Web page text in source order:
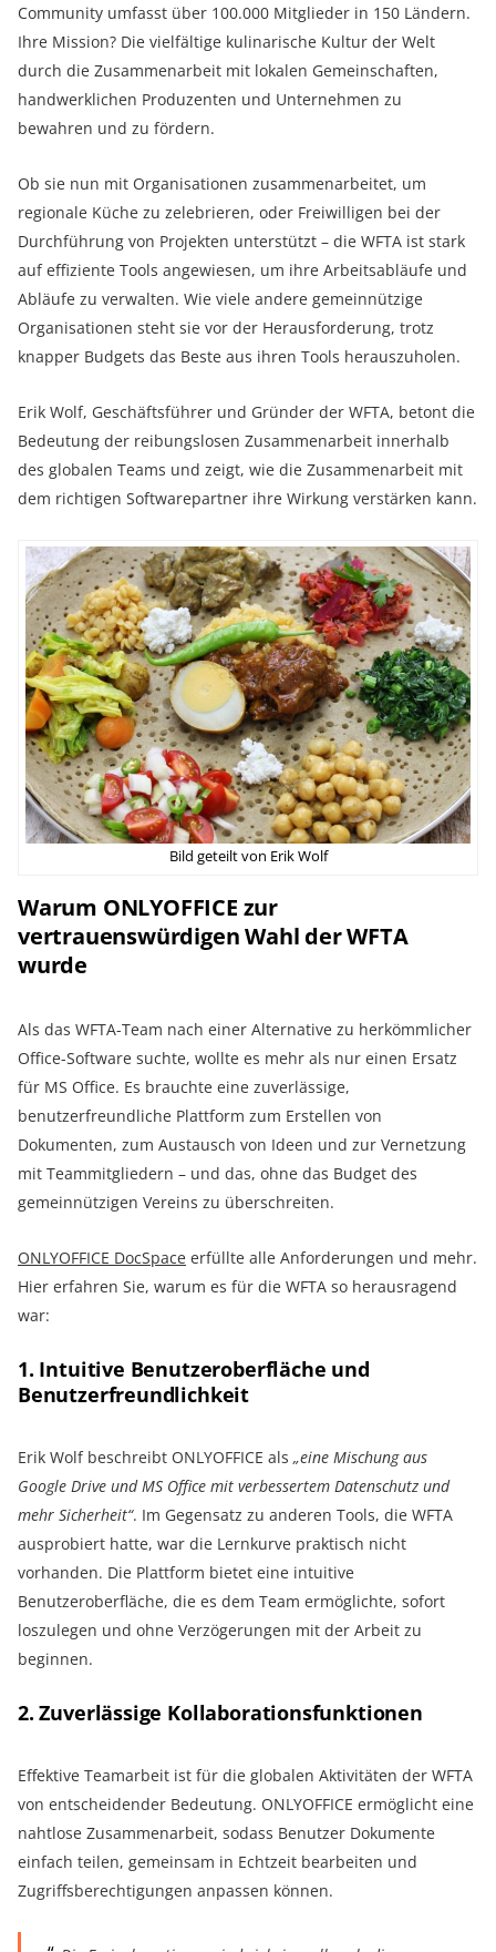
Community umfasst über 100.000 Mitglieder in 150 Ländern.
Ihre Mission? Die vielfältige kulinarische Kultur der Welt
durch die Zusammenarbeit mit lokalen Gemeinschaften,
handwerklichen Produzenten und Unternehmen zu
bewahren und zu fördern.
Ob sie nun mit Organisationen zusammenarbeitet, um
regionale Küche zu zelebrieren, oder Freiwilligen bei der
Durchführung von Projekten unterstützt – die WFTA ist stark
auf effiziente Tools angewiesen, um ihre Arbeitsabläufe und
Abläufe zu verwalten. Wie viele andere gemeinnützige
Organisationen steht sie vor der Herausforderung, trotz
knapper Budgets das Beste aus ihren Tools herauszuholen.
Erik Wolf, Geschäftsführer und Gründer der WFTA, betont die
Bedeutung der reibungslosen Zusammenarbeit innerhalb
des globalen Teams und zeigt, wie die Zusammenarbeit mit
dem richtigen Softwarepartner ihre Wirkung verstärken kann.
Bild geteilt von Erik Wolf
Warum ONLYOFFICE zur
vertrauenswürdigen Wahl der WFTA
wurde
Als das WFTA-Team nach einer Alternative zu herkömmlicher
Office-Software suchte, wollte es mehr als nur einen Ersatz
für MS Office. Es brauchte eine zuverlässige,
benutzerfreundliche Plattform zum Erstellen von
Dokumenten, zum Austausch von Ideen und zur Vernetzung
mit Teammitgliedern – und das, ohne das Budget des
gemeinnützigen Vereins zu überschreiten.
ONLYOFFICE DocSpace erfüllte alle Anforderungen und mehr.
Hier erfahren Sie, warum es für die WFTA so herausragend
war:
1. Intuitive Benutzeroberfläche und
Benutzerfreundlichkeit
Erik Wolf beschreibt ONLYOFFICE als „eine Mischung aus
Google Drive und MS Office mit verbessertem Datenschutz und
mehr Sicherheit“. Im Gegensatz zu anderen Tools, die WFTA
ausprobiert hatte, war die Lernkurve praktisch nicht
vorhanden. Die Plattform bietet eine intuitive
Benutzeroberfläche, die es dem Team ermöglichte, sofort
loszulegen und ohne Verzögerungen mit der Arbeit zu
beginnen.
2. Zuverlässige Kollaborationsfunktionen
Effektive Teamarbeit ist für die globalen Aktivitäten der WFTA
von entscheidender Bedeutung. ONLYOFFICE ermöglicht eine
nahtlose Zusammenarbeit, sodass Benutzer Dokumente
einfach teilen, gemeinsam in Echtzeit bearbeiten und
Zugriffsberechtigungen anpassen können.